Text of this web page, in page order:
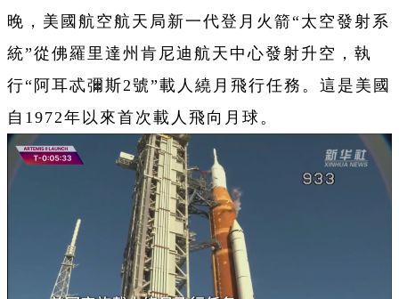
晚，美國航空航天局新一代登月火箭“太空發射系
統”從佛羅里達州肯尼迪航天中心發射升空，執
行“阿耳忒彌斯2號”載人繞月飛行任務。這是美國
自1972年以來首次載人飛向月球。